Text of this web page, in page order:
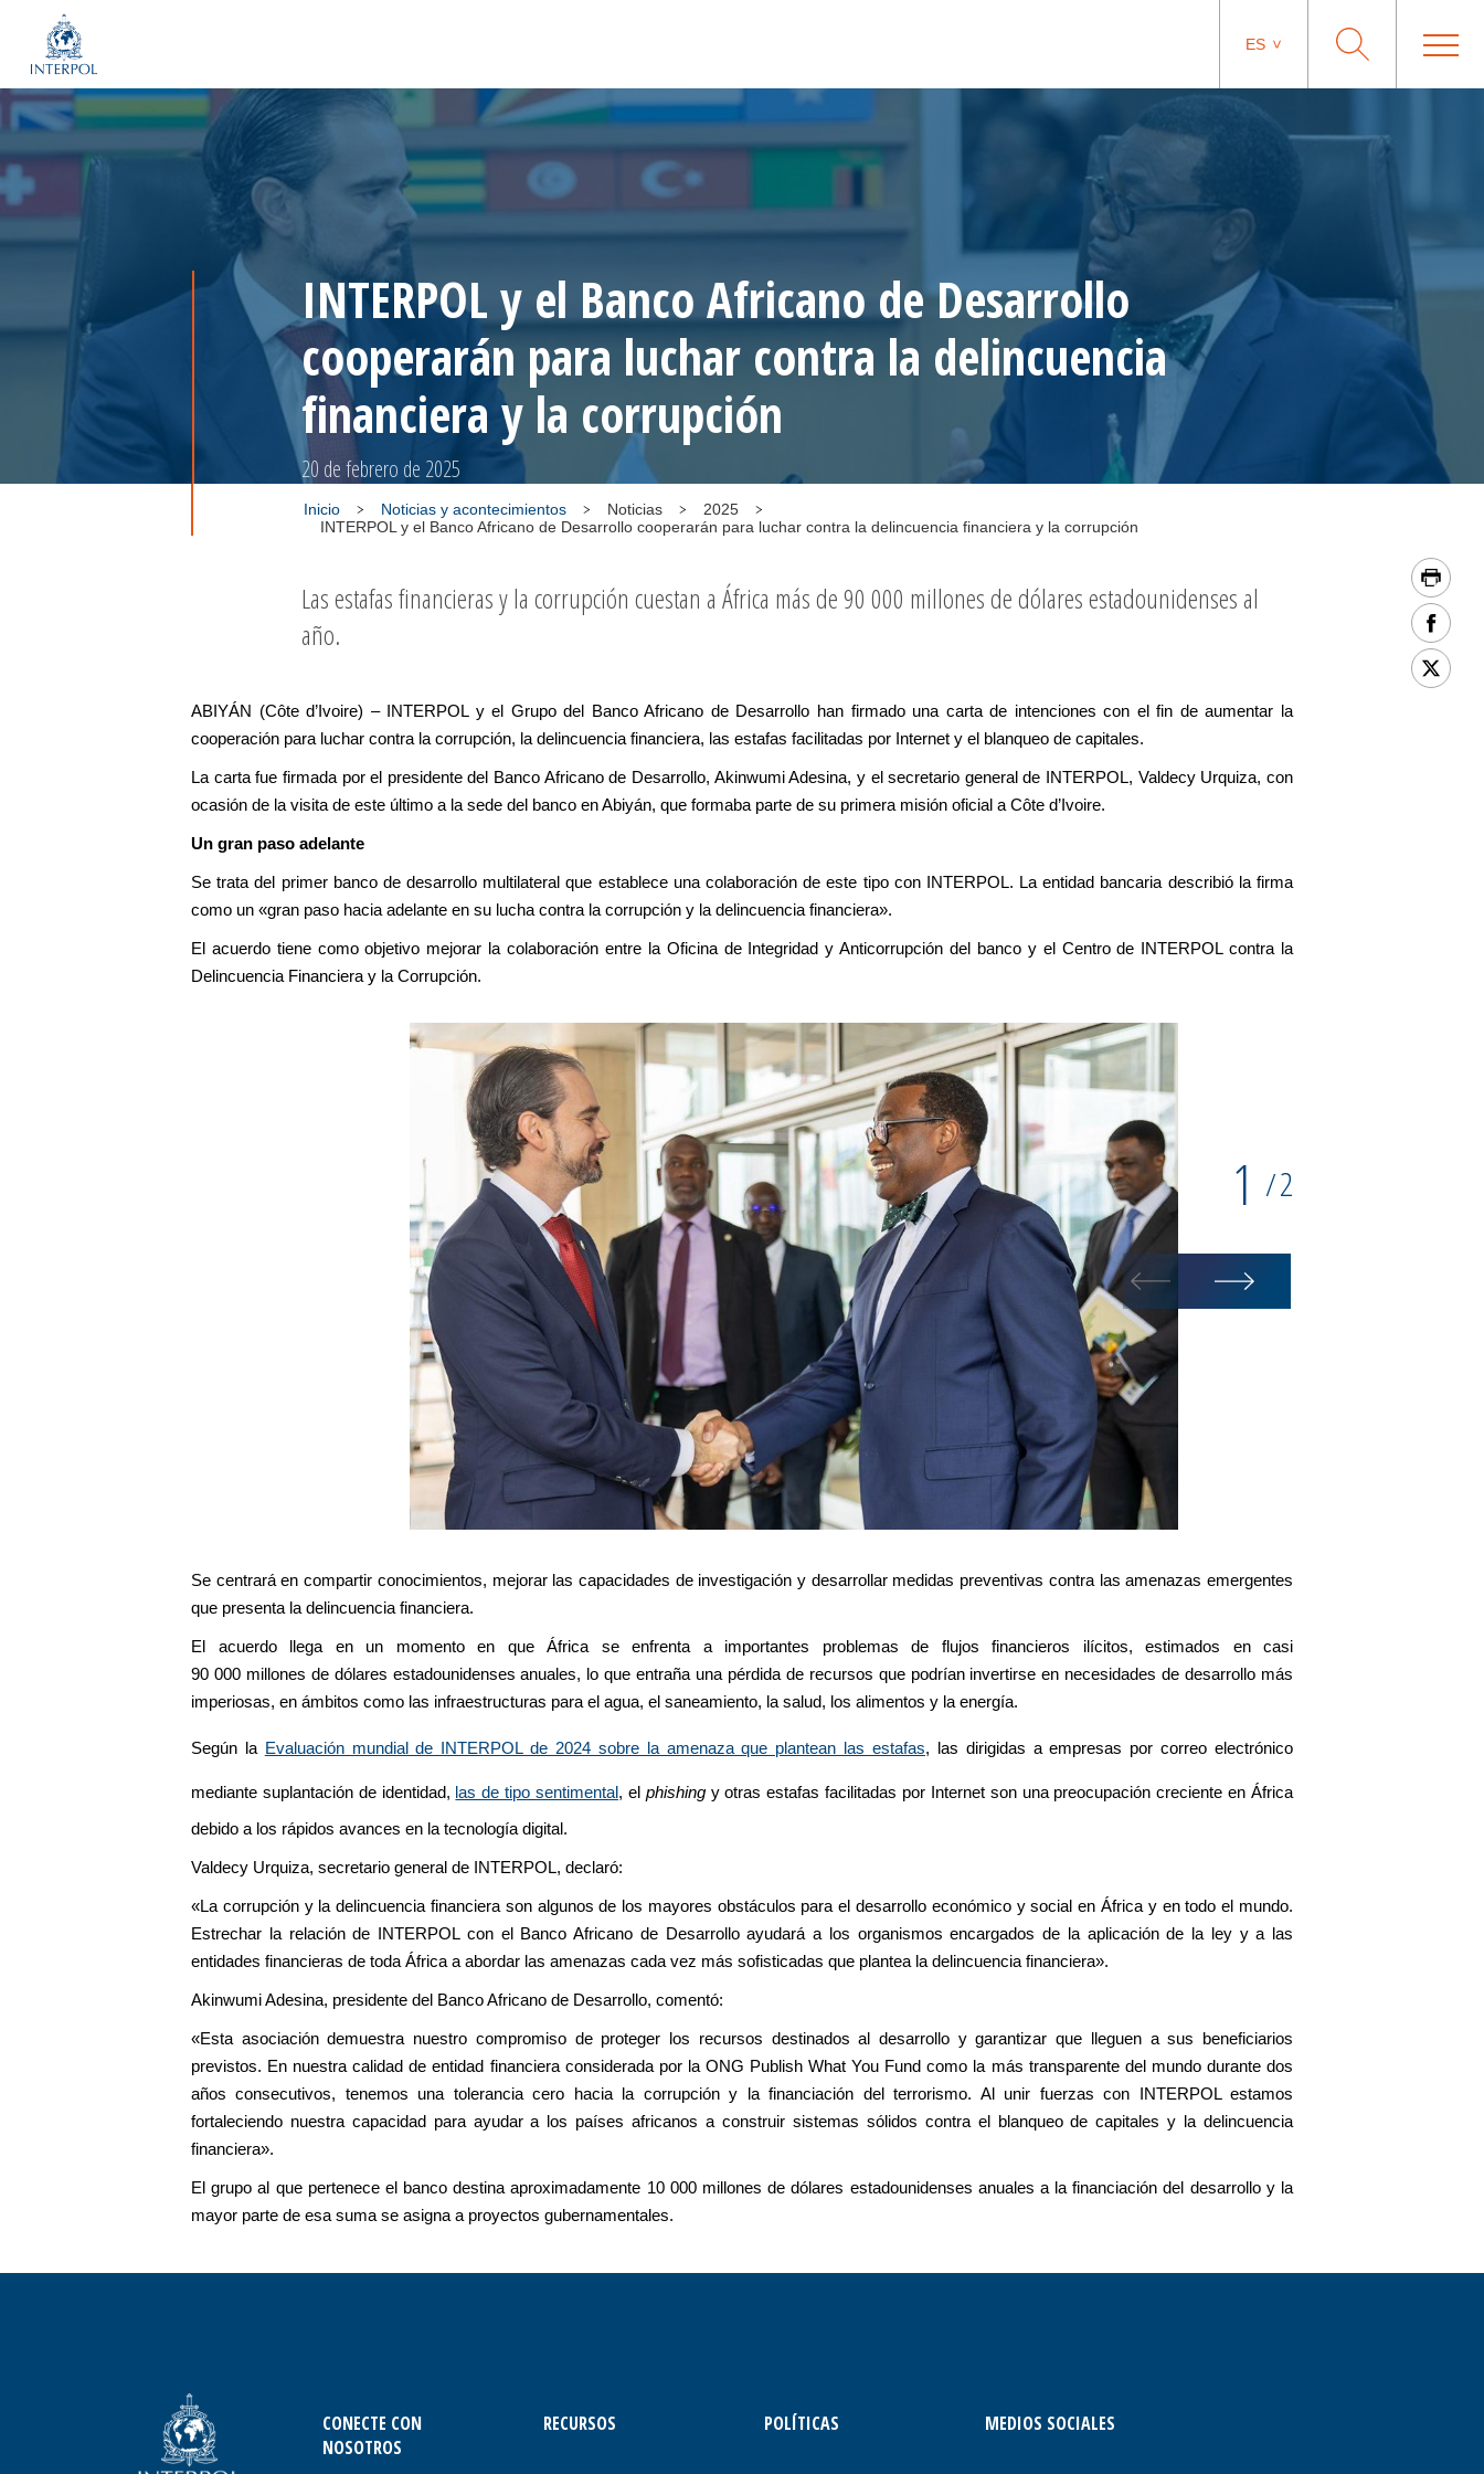
ES
INTERPOL y el Banco Africano de Desarrollo
cooperarán para luchar contra la delincuencia
financiera y la corrupción
20 de febrero de 2025
Inicio Noticias y acontecimientos Noticias
2025
INTERPOL y el Banco Africano de Desarrollo cooperarán para luchar contra la delincuencia financiera y la corrupción
Las estafas financieras y la corrupción cuestan a África más de 90 000 millones de dólares estadounidenses al
año.
ABIYÁN (Côte d’Ivoire) – INTERPOL y el Grupo del Banco Africano de Desarrollo han firmado una carta de intenciones con el fin de aumentar la
cooperación para luchar contra la corrupción, la delincuencia financiera, las estafas facilitadas por Internet y el blanqueo de capitales.
La carta fue firmada por el presidente del Banco Africano de Desarrollo, Akinwumi Adesina, y el secretario general de INTERPOL, Valdecy Urquiza, con
ocasión de la visita de este último a la sede del banco en Abiyán, que formaba parte de su primera misión oficial a Côte d’Ivoire.
Un gran paso adelante
Se trata del primer banco de desarrollo multilateral que establece una colaboración de este tipo con INTERPOL. La entidad bancaria describió la firma
como un «gran paso hacia adelante en su lucha contra la corrupción y la delincuencia financiera».
El acuerdo tiene como objetivo mejorar la colaboración entre la Oficina de Integridad y Anticorrupción del banco y el Centro de INTERPOL contra la
Delincuencia Financiera y la Corrupción.
1 /2
Se centrará en compartir conocimientos, mejorar las capacidades de investigación y desarrollar medidas preventivas contra las amenazas emergentes
que presenta la delincuencia financiera.
El acuerdo llega en un momento en que África se enfrenta a importantes problemas de flujos financieros ilícitos, estimados en casi
90 000 millones de dólares estadounidenses anuales, lo que entraña una pérdida de recursos que podrían invertirse en necesidades de desarrollo más
imperiosas, en ámbitos como las infraestructuras para el agua, el saneamiento, la salud, los alimentos y la energía.
Según la Evaluación mundial de INTERPOL de 2024 sobre la amenaza que plantean las estafas, las dirigidas a empresas por correo electrónico
mediante suplantación de identidad, las de tipo sentimental, el phishingy otras estafas facilitadas por Internet son una preocupación creciente en África
debido a los rápidos avances en la tecnología digital.
Valdecy Urquiza, secretario general de INTERPOL, declaró:
«La corrupción y la delincuencia financiera son algunos de los mayores obstáculos para el desarrollo económico y social en África y en todo el mundo.
Estrechar la relación de INTERPOL con el Banco Africano de Desarrollo ayudará a los organismos encargados de la aplicación de la ley y a las
entidades financieras de toda África a abordar las amenazas cada vez más sofisticadas que plantea la delincuencia financiera».
Akinwumi Adesina, presidente del Banco Africano de Desarrollo, comentó:
«Esta asociación demuestra nuestro compromiso de proteger los recursos destinados al desarrollo y garantizar que lleguen a sus beneficiarios
previstos. En nuestra calidad de entidad financiera considerada por la ONG Publish What You Fund como la más transparente del mundo durante dos
años consecutivos, tenemos una tolerancia cero hacia la corrupción y la financiación del terrorismo. Al unir fuerzas con INTERPOL estamos
fortaleciendo nuestra capacidad para ayudar a los países africanos a construir sistemas sólidos contra el blanqueo de capitales y la delincuencia
financiera».
El grupo al que pertenece el banco destina aproximadamente 10 000 millones de dólares estadounidenses anuales a la financiación del desarrollo y la
mayor parte de esa suma se asigna a proyectos gubernamentales.
CONECTE CON
NOSOTROS
RECURSOS POLÍTICAS MEDIOS SOCIALES